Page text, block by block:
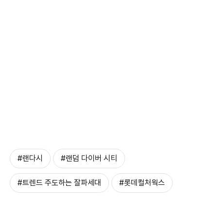
#랜다시 #랜덤 다이버 시티
#트렌드 주도하는 잘파세대 #롯데컬처웍스